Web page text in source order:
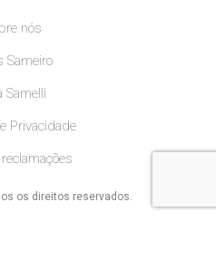
nós
Sameiro
Samelli
Privacidade
os direitos reservados.